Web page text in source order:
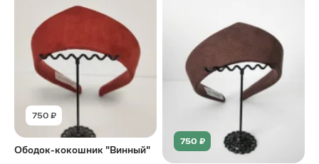
750 ₽
Ободок-кокошник "Винный"
750 ₽